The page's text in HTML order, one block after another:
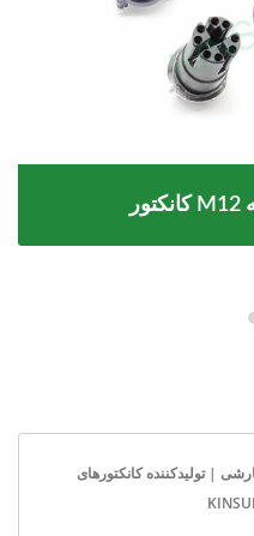
| تولیدکننده کانکتورهای